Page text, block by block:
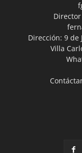
Dirección: 9 de
Villa